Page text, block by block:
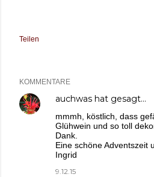
Teilen
KOMMENTARE
auchwas hat gesagt…
mmmh, köstlich, dass
Glühwein und so toll
Dank.
Eine schöne Adventszeit
Ingrid
9.12.15